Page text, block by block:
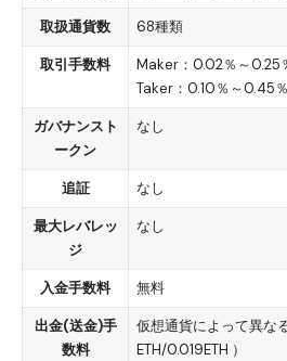
取扱通貨数 68種類
取引手数料 Maker：0.02％～0.25
Taker： 0.10％～0.45％
ガバナンスト
ークン
なし
追証 なし
最大レバレッ
ジ
なし
入金手数料 無料
出金(送金)手
数料
仮想通貨によって異な
ETH/0.019ETH ）